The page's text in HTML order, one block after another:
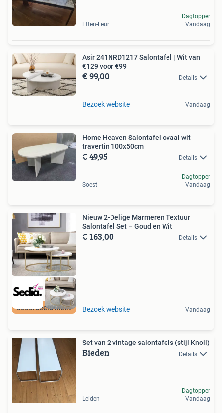
Etten-Leur
Dagtopper
Vandaag
Asir 241NRD1217 Salontafel | Wit van
€129 voor €99
€ 99,00 Details
Bezoek website Vandaag
Home Heaven Salontafel ovaal wit
travertin 100x50cm
€ 49,95 Details
Soest
Dagtopper
Vandaag
Beoordeeld met 9+
Nieuw 2-Delige Marmeren Textuur
Salontafel Set – Goud en Wit
€ 163,00 Details
Bezoek website Vandaag
Set van 2 vintage salontafels (stijl Knoll)
Bieden Details
Leiden
Dagtopper
Vandaag